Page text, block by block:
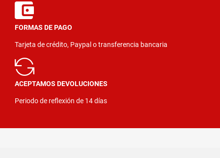
FORMAS DE PAGO
Tarjeta de crédito, Paypal o transferencia bancaria
ACEPTAMOS DEVOLUCIONES
Periodo de reflexión de 14 días